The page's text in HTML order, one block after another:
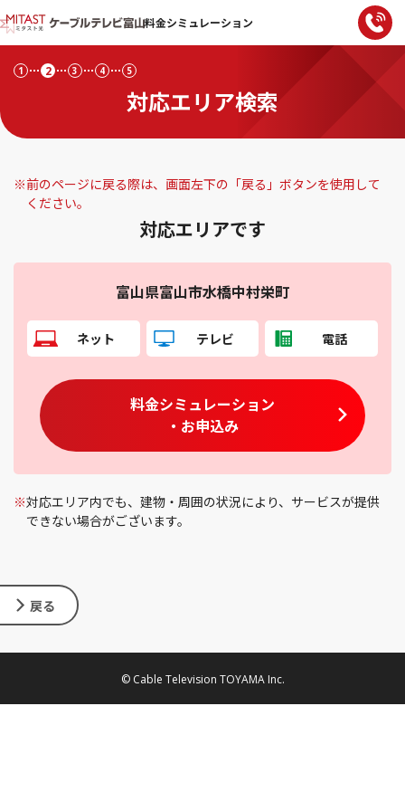
料金シミュレーション
対応エリア検索
1 2 3 4 5
※前のページに戻る際は、画面左下の「戻る」ボタンを使用して
ください。
対応エリアです
富山県富山市水橋中村栄町
ネット テレビ 電話
料金シミュレーション
・お申込み
※対応エリア内でも、建物・周囲の状況により、サービスが提供
できない場合がございます。
戻る
© Cable Television TOYAMA Inc.